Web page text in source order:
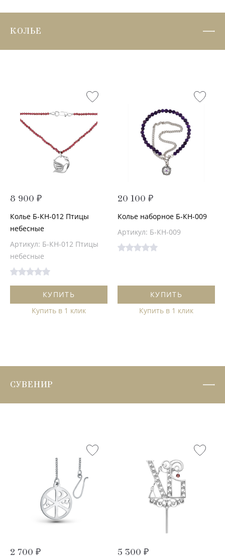
КОЛЬЕ
8 900 ₽
Колье Б-КН-012 Птицы
небесные
Артикул: Б-КН-012 Птицы
небесные
КУПИТЬ
Купить в 1 клик
20 100 ₽
Колье наборное Б-КН-009
Артикул: Б-КН-009
КУПИТЬ
Купить в 1 клик
СУВЕНИР
2 700 ₽ 5 300 ₽